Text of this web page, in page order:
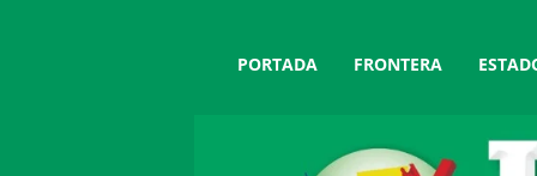
PORTADA FRONTERA